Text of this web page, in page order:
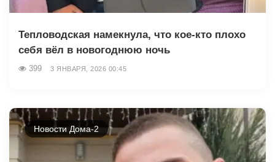
Тепловодская намекнула, что кое-кто плохо
себя вёл в новогоднюю ночь
399 3 ЯНВАРЯ, 2026 00:45
Новости Дома-2